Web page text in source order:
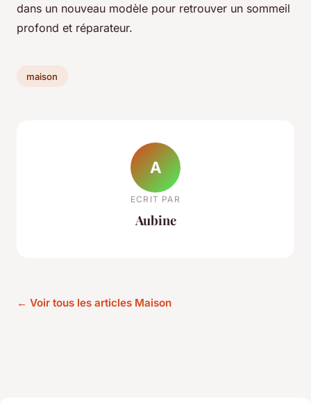
dans un nouveau modèle pour retrouver un sommeil
profond et réparateur.
maison
A
ECRIT PAR
Aubine
← Voir tous les articles Maison